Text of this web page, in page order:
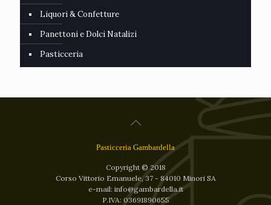
Liquori & Confetture
Panettoni e Dolci Natalizi
Pasticceria
Pasticceria Gambardella
Copyright © 2018
Corso Vittorio Emanuele, 37 - 84010 Minori SA
e-mail: info@gambardella.it
P.IVA: 03691890655